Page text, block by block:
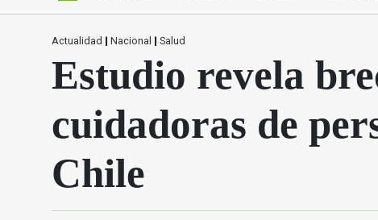
Actualidad | Nacional | Salud
Estudio revela
cuidadoras de
Chile